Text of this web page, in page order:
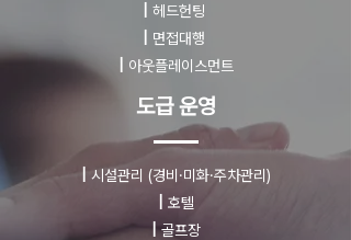
헤드헌팅
면접대행
아웃플레이스먼트
도급 운영
시설관리 (경비·미화·주차관리)
호텔
|골프장